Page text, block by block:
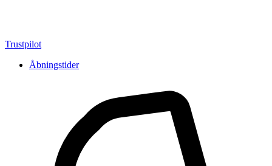
Trustpilot
Åbningstider